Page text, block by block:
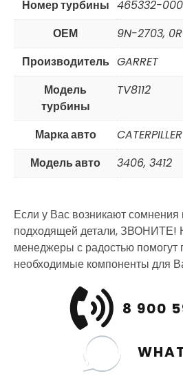
Номер турбины 465332-
ОЕМ
9N-2703,
Производитель GARRET
Модель
турбины
TV8112
Марка авто
CATERPILLER
Модель авто
3406, 3412
Если у Вас возникают
подходящей детали,
менеджеры с радостью помогут
необходимые компоненты для
8 900